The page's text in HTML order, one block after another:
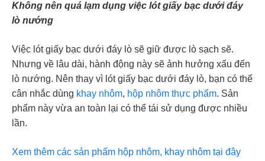
Không nên quá lạm dụng việc lót giấy bạc dưới đáy
lò nướng
Việc lót giấy bạc dưới đáy lò sẽ giữ được lò sạch sẽ.
Nhưng về lâu dài, hành động này sẽ ảnh hưởng xấu đến
lò nướng. Nên thay vì lót giấy bạc dưới đáy lò, bạn có thể
cân nhắc dùng khay nhôm, hộp nhôm thực phẩm. Sản
phẩm này vừa an toàn lại có thể tái sử dụng được nhiều
lần.
Xem thêm các sản phẩm hộp nhôm, khay nhôm tại đây